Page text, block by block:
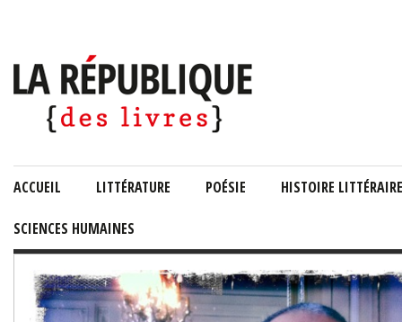
ACCUEIL LITTÉRATURE POÉSIE HISTOIRE LITTÉRAIRE
SCIENCES HUMAINES